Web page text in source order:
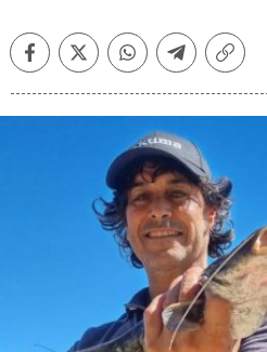
FacebookTwitterWhatsappTelegramCopiar